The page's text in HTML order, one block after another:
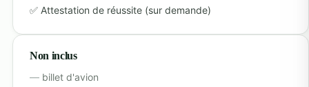
Attestation de réussite (sur demande)
Non inclus
billet d'avion